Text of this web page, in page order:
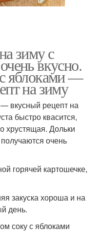
зиму с
вкусно.
яблоками —
на зиму
вкусный рецепт на
быстро квасится,
хрустящая. Дольки
очень
горячей картошечке,
закуска хороша и на
день.
соку с яблоками